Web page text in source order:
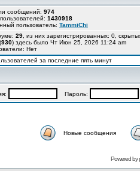
сообщений: 974
1430918
пользователь: TammiChi
29 , из них зарегистрированных: 0,
930) здесь было Чт Июн 25, 2026 11:24 am
Нет
за последние пять минут
Пароль:
Новые сообщения
Powered by